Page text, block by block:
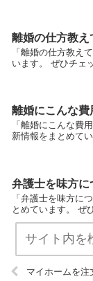
離婚の仕方教え
「離婚の仕方教え
います。 ぜひチェ
離婚にこんな費
「離婚にこんな費
新情報をまとめて
弁護士を味方に
「弁護士を味方に
とめています。 ぜ
マイホームを注